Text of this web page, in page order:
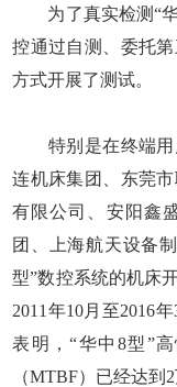
为了真实检测“华
控通过自测、委托
方式开展了测试。
特别是在终端用
连机床集团、东莞
有限公司、安阳鑫
团、上海航天设备
型”数控系统的机床
2011年10月至2016
表明，“华中8型”
（MTBF）已经达到